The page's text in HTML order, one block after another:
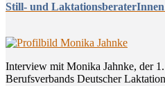
Still- und
Interview mit Monika Jahnke, der
Berufsverbands Deutscher